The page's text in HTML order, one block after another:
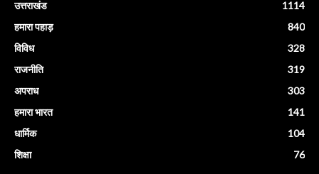
उत्तराखंड
1114
हमारा पहाड़
840
विविध
328
राजनीति
319
अपराध
303
हमारा भारत
141
धार्मिक
104
शिक्षा
76